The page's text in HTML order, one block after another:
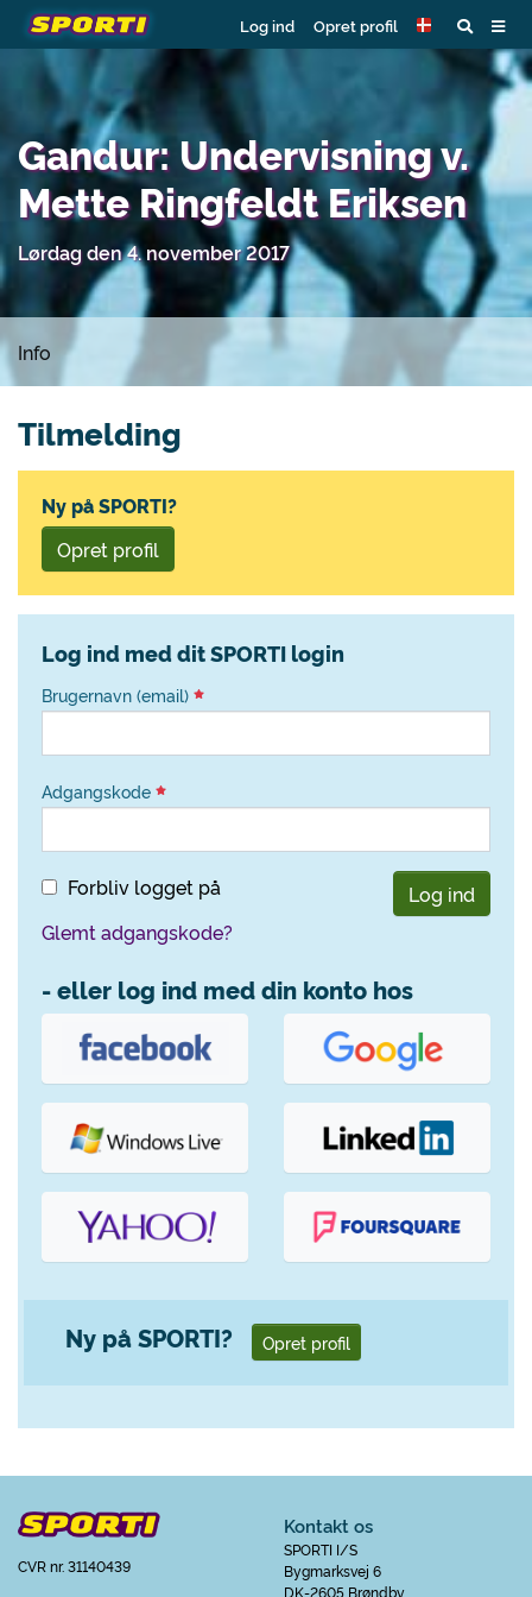
Log ind Opret profil
Gandur: Undervisning v.
Mette Ringfeldt Eriksen
Lørdag den 4. november 2017
Info
Tilmelding
Ny på SPORTI?
Opret profil
Log ind med dit SPORTI login
Brugernavn (email)
Adgangskode
Forbliv logget på
Log ind
Glemt adgangskode?
- eller log ind med din konto hos
Ny på SPORTI? Opret profil
CVR nr. 31140439
Kontakt os
SPORTI I/S
Bygmarksvej 6
DK-2605 Brøndby